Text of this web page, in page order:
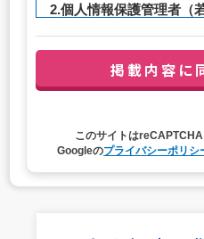
2.個人情報保護管理者（
連絡先：
（1）お問い合わせ対応（本
このサイトはreCAPTCHA
Googleのプライバシーポリシ